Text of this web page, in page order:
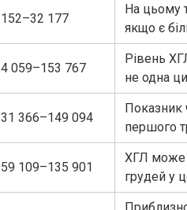
152–32 177
На цьому
якщо є
4 059–153 767
Рівень
не одна
31 366–149 094
Показник
першого
59 109–135 901
ХГЛ може
грудей у